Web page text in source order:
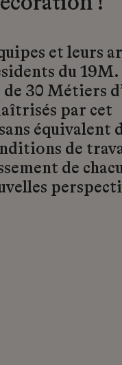
et leurs
du
30 Métiers
par cet
équivalent
de
de